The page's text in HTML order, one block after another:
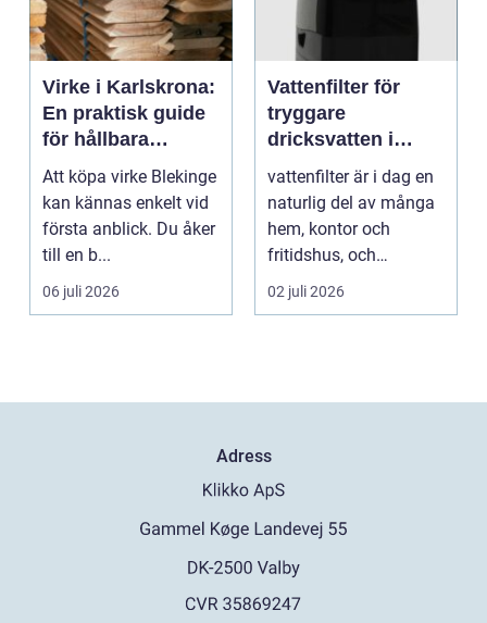
Virke i Karlskrona:
En praktisk guide
för hållbara
byggprojekt
Att köpa virke Blekinge
kan kännas enkelt vid
första anblick. Du åker
till en b...
06 juli 2026
Vattenfilter för
tryggare
dricksvatten i
vardagen
vattenfilter är i dag en
naturlig del av många
hem, kontor och
fritidshus, och
intresset ökar för va...
02 juli 2026
Adress